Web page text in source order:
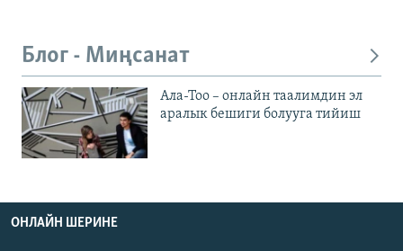
Блог - Миңсанат
Ала-Тоо – онлайн таалимдин эл
аралык бешиги болууга тийиш
ОНЛАЙН ШЕРИНЕ